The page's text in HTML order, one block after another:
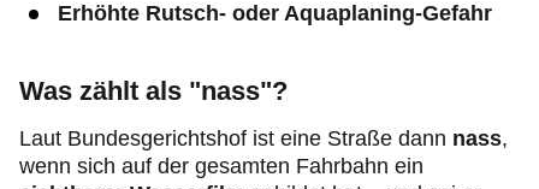
Erhöhte Rutsch- oder Aquaplaning-Gefahr
Was zählt als "nass"?
Laut Bundesgerichtshof ist eine Straße dann nass,
wenn sich auf der gesamten Fahrbahn ein